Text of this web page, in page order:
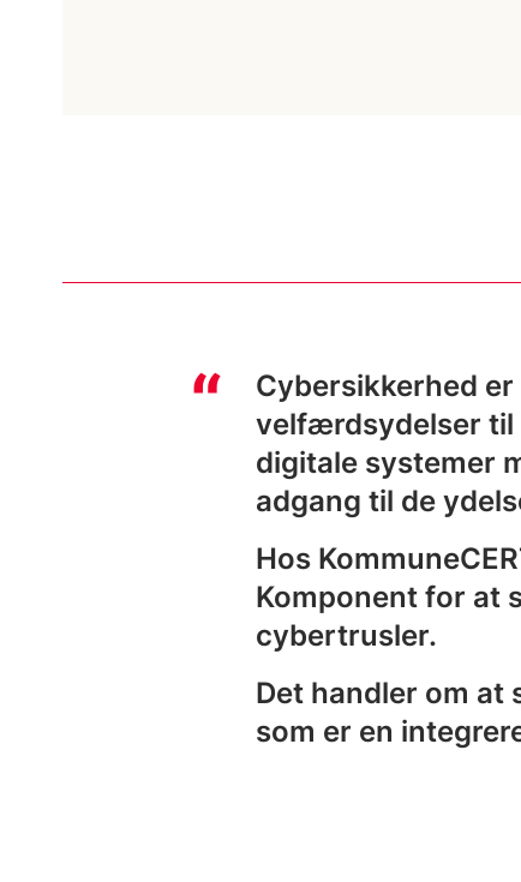
Cybersikkerhed
velfærdsydelser til
digitale systemer
adgang til de
Hos
Komponent for at
cybertrusler.
Det handler om at
som er en